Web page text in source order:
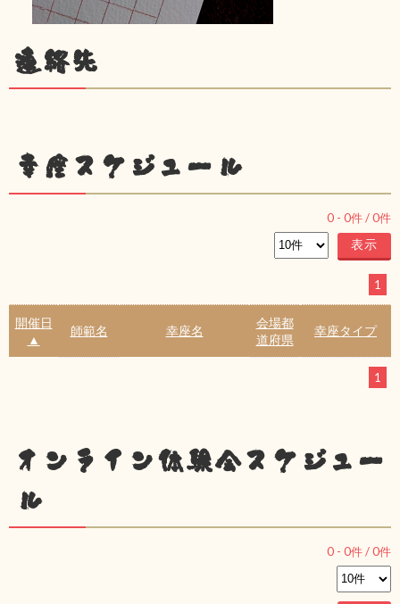
連絡先
幸座スケジュール
0 - 0件 /0件
1
開催日
▲
師範名 幸座名
会場都
道府県
幸座タイプ
1
オンライン体験会スケジュー
ル
0 - 0件 /0件